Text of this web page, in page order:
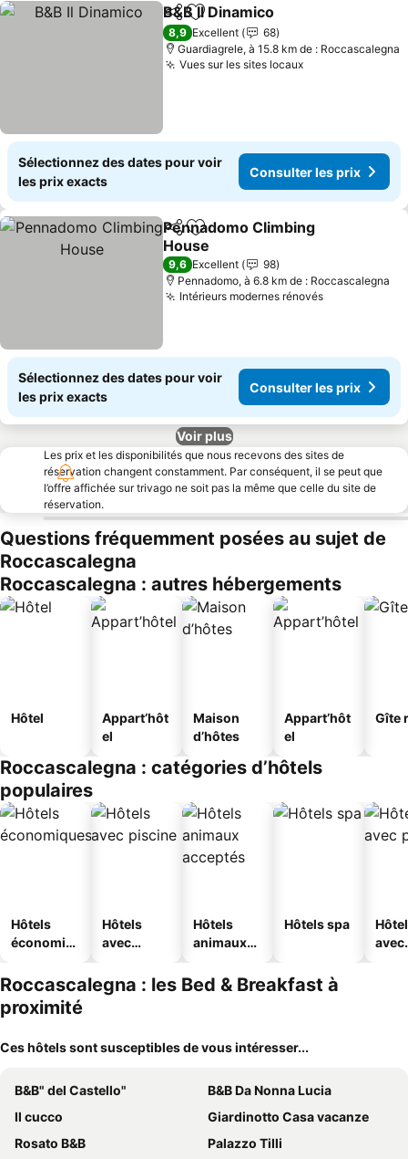
PartagerAjouter à mes favoris
B&B Il Dinamico
8,9 Excellent
68
Guardiagrele, à 15.8 km de : Roccascalegna
Vues sur les sites locauxConsulter les
Sélectionnez des dates pour voir
les prix exacts
Consulter les prix
PartagerAjouter à mes favoris
Pennadomo Climbing
House
Consulter les prix
9,6 Excellent
98
Pennadomo, à 6.8 km de : Roccascalegna
Intérieurs modernes rénovésConsulter
Sélectionnez des dates pour voir
les prix exacts
Consulter les prix
Voir plus
Les prix et les disponibilités que nous recevons des sites de
réservation changent constamment. Par conséquent, il se peut que
l’offre affichée sur trivago ne soit pas la même que celle du site de
réservation.
Questions fréquemment posées au sujet de
Roccascalegna
Roccascalegna : autres hébergements
Hôtel
Appart’hôt
el
Maison
d’hôtes
Appart’hôt
el
Gîte
Roccascalegna : catégories d’hôtels
populaires
Hôtels
économiq
Hôtels
avec
Hôtels
animaux
Hôtels spa
avec
Roccascalegna : les Bed & Breakfast à
proximité
Ces hôtels sont susceptibles de vous intéresser...
B&B" del Castello"
B&B Da Nonna Lucia
Il cucco
Giardinotto Casa vacanze
Rosato B&B
Palazzo Tilli